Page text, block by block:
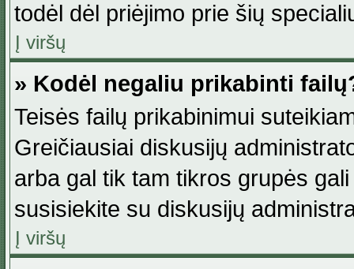
todėl dėl priėjimo prie šių
Į viršų
» Kodėl negaliu prikabinti
Teisės failų prikabinimui
Greičiausiai diskusijų
arba gal tik tam tikros grupės
susisiekite su diskusijų
Į viršų